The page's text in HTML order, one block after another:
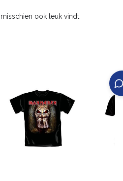
ook leuk vindt